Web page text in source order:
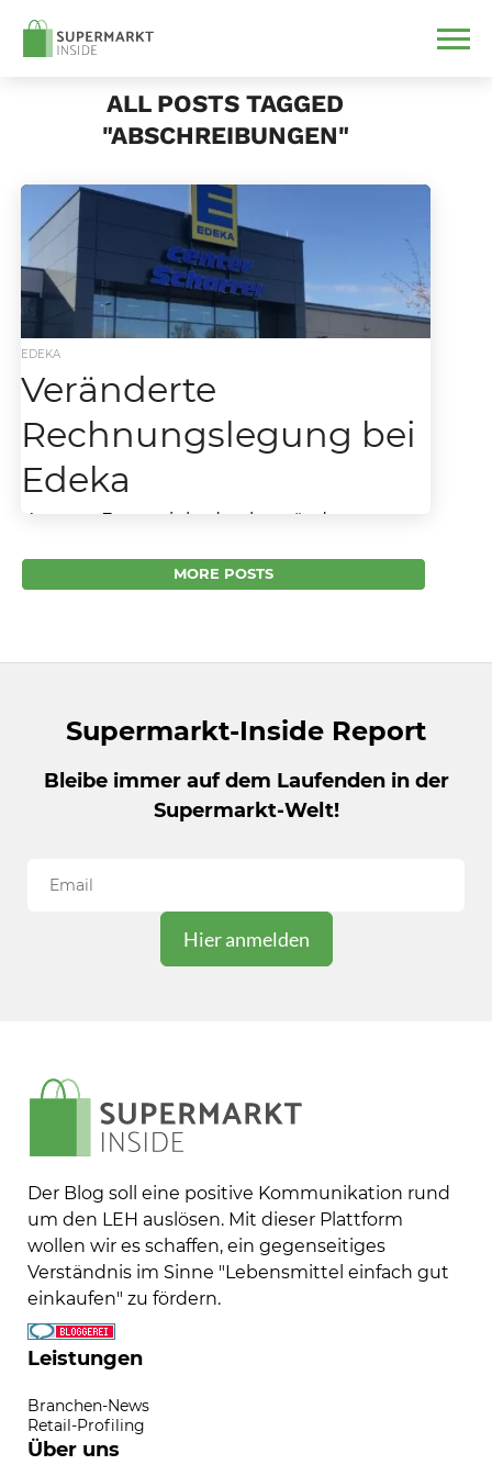
ALL POSTS TAGGED
"ABSCHREIBUNGEN"
EDEKA
Veränderte
Rechnungslegung bei
Edeka
Konzern-Ertrag sinkt durch veränderte
vergangenen Jahr Rekord-Umsätze
MORE POSTS
Supermarkt-Inside Report
Bleibe immer auf dem Laufenden in der
Supermarkt-Welt!
Der Blog soll eine positive Kommunikation rund
um den LEH auslösen. Mit dieser Plattform
wollen wir es schaffen, ein gegenseitiges
Verständnis im Sinne "Lebensmittel einfach gut
einkaufen" zu fördern.
Leistungen
Branchen-News
Retail-Profiling
Über uns